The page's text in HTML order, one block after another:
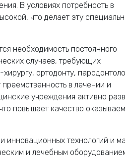
В условиях потребность в
что делает эту
необходимость постоянного
случаев, требующих
ортодонту,
в лечении и
учреждения активно
повышает качество
инновационных технологий и
и лечебным